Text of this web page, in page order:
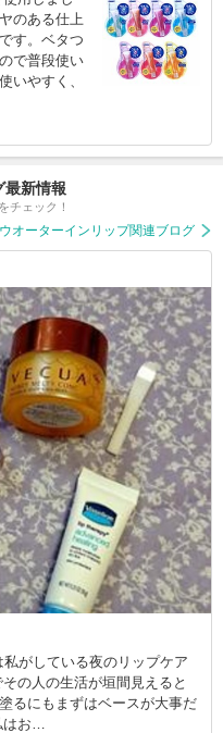
のある仕上
す。ベタつ
で普段使い
いやすく、
最新情報
チェック！
ウオーターインリップ関連ブログ
がしている夜のリップケア
の人の生活が垣間見えると
るにもまずはベースが大事だ
はお…